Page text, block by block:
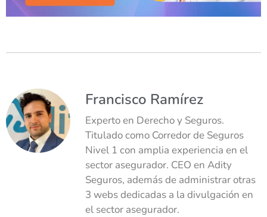
Francisco Ramírez
Experto en Derecho y Seguros.
Titulado como Corredor de Seguros
Nivel 1 con amplia experiencia en el
sector asegurador. CEO en Adity
Seguros, además de administrar otras
3 webs dedicadas a la divulgación en
el sector asegurador.